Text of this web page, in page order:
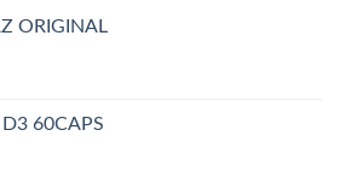
ORIGINAL
60CAPS